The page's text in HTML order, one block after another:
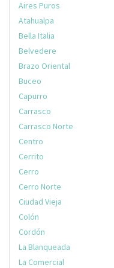
Aires Puros
Atahualpa
Bella Italia
Belvedere
Brazo Oriental
Buceo
Capurro
Carrasco
Carrasco Norte
Centro
Cerrito
Cerro
Cerro Norte
Ciudad Vieja
Colón
Cordón
La Blanqueada
La Comercial